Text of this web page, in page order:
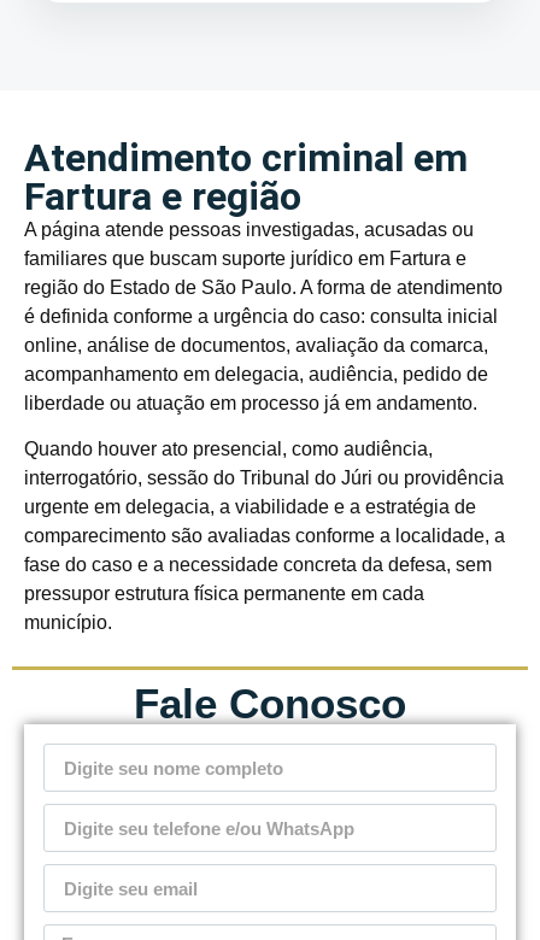
Atendimento criminal em
Fartura e região
A página atende pessoas investigadas, acusadas ou
familiares que buscam suporte jurídico em Fartura e
região do Estado de São Paulo. A forma de atendimento
é definida conforme a urgência do caso: consulta inicial
online, análise de documentos, avaliação da comarca,
acompanhamento em delegacia, audiência, pedido de
liberdade ou atuação em processo já em andamento.
Quando houver ato presencial, como audiência,
interrogatório, sessão do Tribunal do Júri ou providência
urgente em delegacia, a viabilidade e a estratégia de
comparecimento são avaliadas conforme a localidade, a
fase do caso e a necessidade concreta da defesa, sem
pressupor estrutura física permanente em cada
município.
Fale Conosco